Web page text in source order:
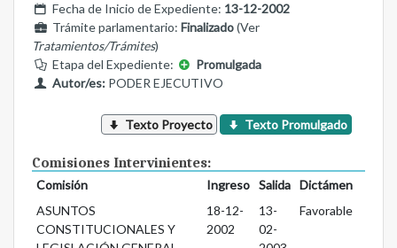
Fecha de Inicio de Expediente: 13-12-2002
Trámite parlamentario: Finalizado(Ver
Tratamientos/Trámites)
Etapa del Expediente:
Promulgada
Autor/es:PODER EJECUTIVO
Texto Proyecto Texto Promulgado
Comisiones Intervinientes:
Comisión Ingreso Salida
Dictámen
ASUNTOS
CONSTITUCIONALES Y
18-12-
2002
13-
02-
Favorable